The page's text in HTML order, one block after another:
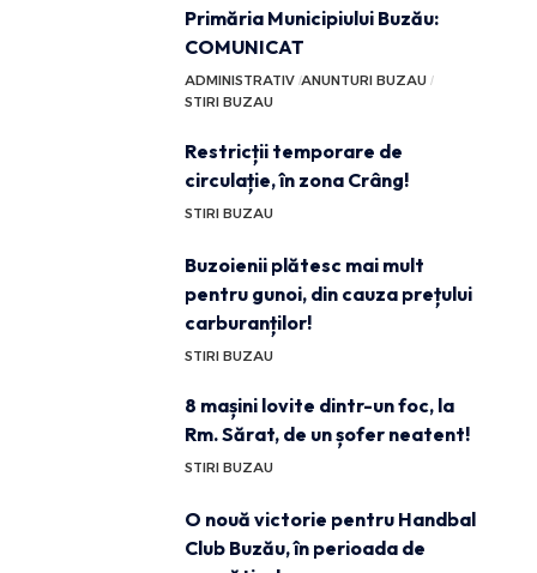
Primăria Municipiului Buzău:
COMUNICAT
ADMINISTRATIV ANUNTURI BUZAU
STIRI BUZAU
Restricții temporare de
circulație, în zona Crâng!
STIRI BUZAU
Buzoienii plătesc mai mult
pentru gunoi, din cauza prețului
carburanților!
STIRI BUZAU
8 mașini lovite dintr-un foc, la
Rm. Sărat, de un șofer neatent!
STIRI BUZAU
O nouă victorie pentru Handbal
Club Buzău, în perioada de